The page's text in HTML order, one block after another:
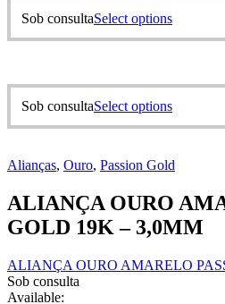
Sob consultaSelect optionsThis
variants.
options
may
chosen
the
product
page
Sob consultaSelect optionsThis
variants.
options
may
be
on
Alianças, Ouro, Passion Gold
ALIANÇA OURO
GOLD 19K – 3,0MM
ALIANÇA OURO AMARELO
Sob consulta
Available: